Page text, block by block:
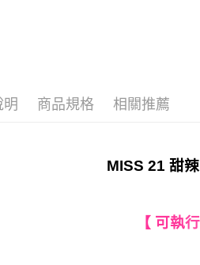
明 商品規格 相關推薦
MISS 21 甜
【 可執